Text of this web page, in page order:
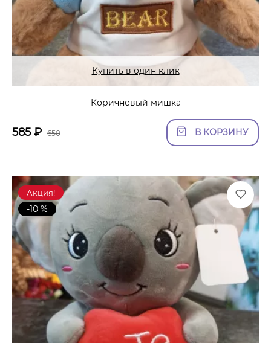
Купить в один клик
Коричневый мишка
585₽ 650 В КОРЗИНУ
Акция!
-10 %